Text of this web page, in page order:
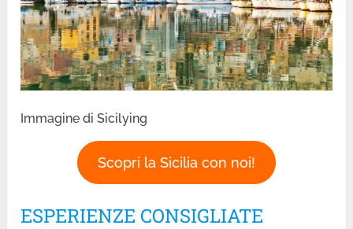
Immagine di Sicilying
Scopri la Sicilia con noi!
ESPERIENZE CONSIGLIATE